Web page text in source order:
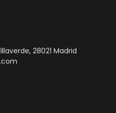
28021 Madrid